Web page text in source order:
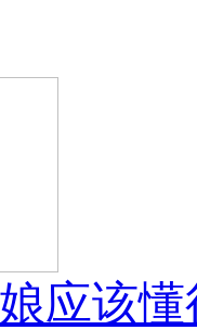
应该